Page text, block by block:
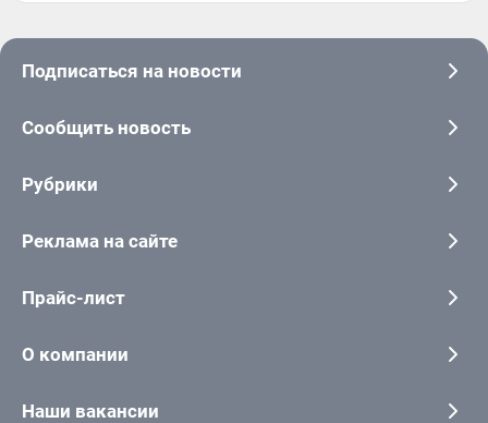
Подписаться на новости
Сообщить новость
Рубрики
Реклама на сайте
Прайс-лист
О компании
Наши вакансии